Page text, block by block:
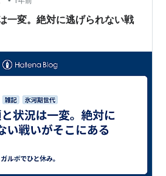
が、なんだかんだ言ってあの場所
がら馬鹿話…
一変。絶対に逃げられない戦